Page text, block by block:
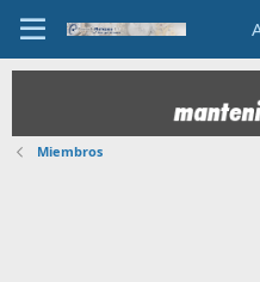
Miembros